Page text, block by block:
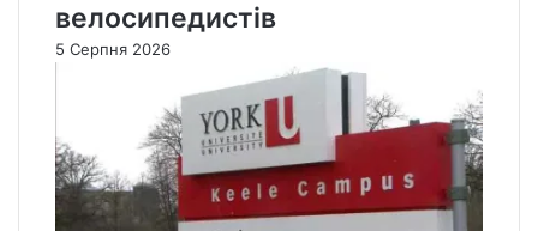
велосипедистів
5 Серпня 2026